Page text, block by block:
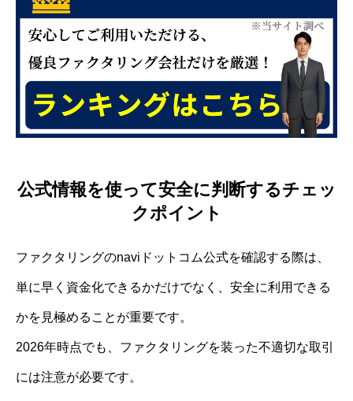
公式情報を使って安全に判断するチェッ
クポイント
ファクタリングのnaviドットコム公式を確認する際は、
単に早く資金化できるかだけでなく、安全に利用できる
かを見極めることが重要です。
2026年時点でも、ファクタリングを装った不適切な取引
には注意が必要です。